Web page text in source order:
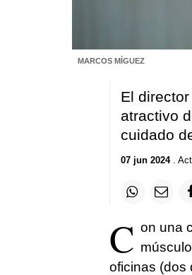
MARCOS MÍGUEZ
El
atractivo
cuidado
07 jun 2024.
C on una
oficinas (dos